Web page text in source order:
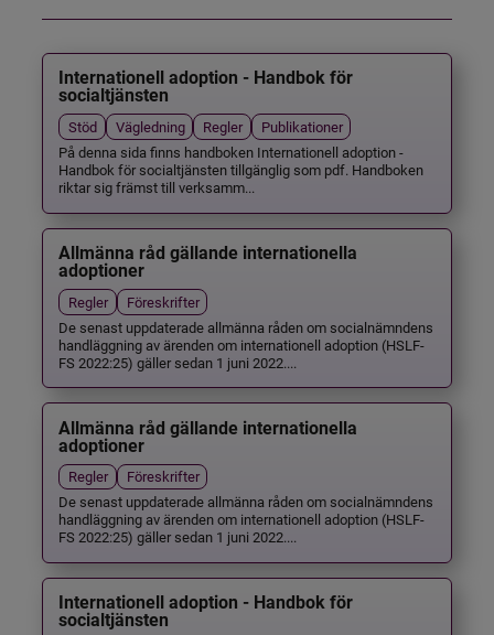
Internationell adoption - Handbok för
socialtjänsten
Stöd Vägledning Regler
Publikationer
På denna sida finns handboken Internationell adoption -
Handbok för socialtjänsten tillgänglig som pdf. Handboken
riktar sig främst till verksamm...
Allmänna råd gällande internationella
adoptioner
Regler
Föreskrifter
De senast uppdaterade allmänna råden om socialnämndens
handläggning av ärenden om internationell adoption (HSLF-
FS 2022:25) gäller sedan 1 juni 2022....
Allmänna råd gällande internationella
adoptioner
Regler
Föreskrifter
De senast uppdaterade allmänna råden om socialnämndens
handläggning av ärenden om internationell adoption (HSLF-
FS 2022:25) gäller sedan 1 juni 2022....
Internationell adoption - Handbok för
socialtjänsten